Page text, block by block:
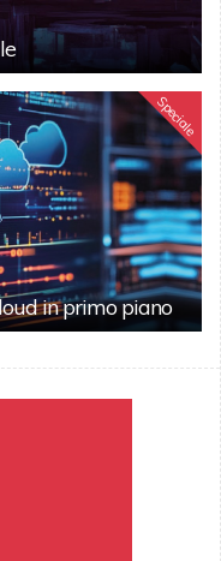
Speciale
in primo piano